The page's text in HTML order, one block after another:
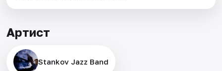
Артист
Stankov Jazz Band